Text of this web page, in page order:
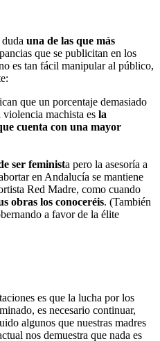
una de las que más
que se publicitan en los
es tan fácil manipular al público,
que un porcentaje demasiado
machista es la
cuenta con una mayor
ser feminista pero la asesoría a
en Andalucía se mantiene
Red Madre, como cuando
obras los conoceréis. (También
a favor de la élite
es que la lucha por los
es necesario continuar,
algunos que nuestras madres
nos demuestra que nada es